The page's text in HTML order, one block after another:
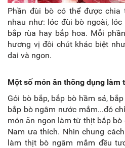
Phần đùi bò có thể được
nhau như: lóc đùi bò ngoài,
bắp rùa hay bắp hoa. Mỗi
hương vị đôi chút khác biệt
dai và ngon.
Một số món ăn thông dụng làm
Gỏi bò bắp, bắp bò hầm sả,
bắp bò ngâm nước mắm...đó
món ăn ngon làm từ thịt bắp
Nam ưa thích. Nhìn chung
làm thịt bò ngâm mắm đều